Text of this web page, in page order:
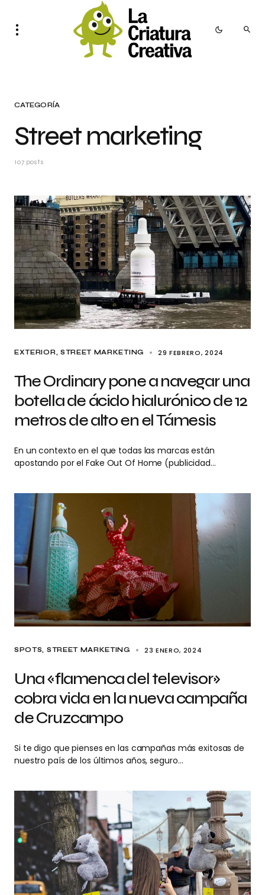
CATEGORÍA
Street marketing
107 posts
EXTERIOR STREET MARKETING 29 FEBRERO, 2024
The Ordinary pone a navegar una
botella de ácido hialurónico de 12
metros de alto en el Támesis
En un contexto en el que todas las marcas están
apostando por el Fake Out Of Home (publicidad…
SPOTS STREET MARKETING 23 ENERO, 2024
Una «flamenca del televisor»
cobra vida en la nueva campaña
de Cruzcampo
Si te digo que pienses en las campañas más exitosas de
nuestro país de los últimos años, seguro…